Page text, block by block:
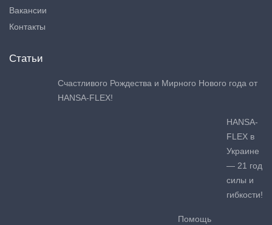
Вакансии
Контакты
Статьи
Счастливого Рождества и Мирного Нового года от
HANSA-FLEX!
HANSA-
FLEX в
Украине
— 21 год
силы и
гибкости!
Помощь